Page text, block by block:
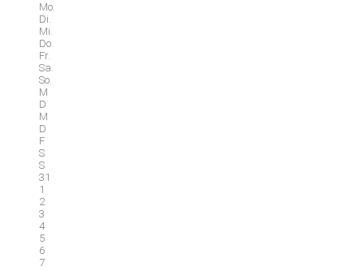
Mo.
Di.
Mi.
Do.
Fr.
Sa.
So.
M
D
M
D
F
S
S
31
1
2
3
4
5
6
7